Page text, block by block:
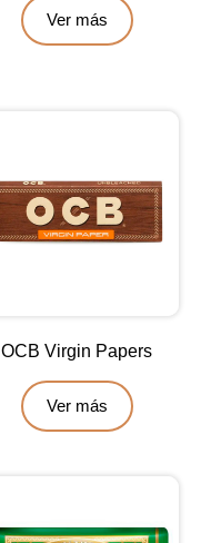
Ver más
OCB Virgin Papers
Ver más